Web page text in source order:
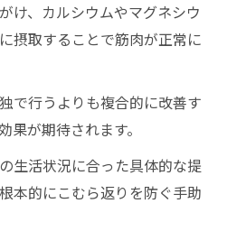
け、カルシウムやマグネシウ
摂取することで筋肉が正常に
で行うよりも複合的に改善す
果が期待されます。
生活状況に合った具体的な提
本的にこむら返りを防ぐ手助